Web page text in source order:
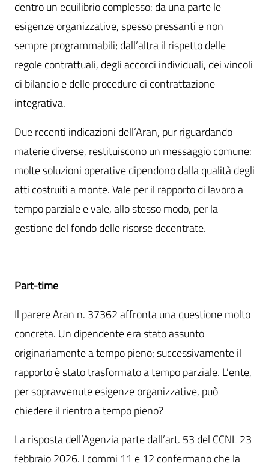
dentro un equilibrio complesso: da una parte le
esigenze organizzative, spesso pressanti e non
sempre programmabili; dall’altra il rispetto delle
regole contrattuali, degli accordi individuali, dei vincoli
di bilancio e delle procedure di contrattazione
integrativa.
Due recenti indicazioni dell’Aran, pur riguardando
materie diverse, restituiscono un messaggio comune:
molte soluzioni operative dipendono dalla qualità degli
atti costruiti a monte. Vale per il rapporto di lavoro a
tempo parziale e vale, allo stesso modo, per la
gestione del fondo delle risorse decentrate.
Part-time
Il parere Aran n. 37362 affronta una questione molto
concreta. Un dipendente era stato assunto
originariamente a tempo pieno; successivamente il
rapporto è stato trasformato a tempo parziale. L’ente,
per sopravvenute esigenze organizzative, può
chiedere il rientro a tempo pieno?
La risposta dell’Agenzia parte dall’art. 53 del CCNL 23
febbraio 2026. I commi 11 e 12 confermano che la